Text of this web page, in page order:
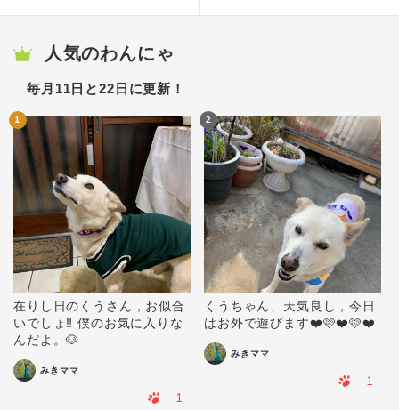
人気のわんにゃ
毎月11日と22日に更新！
1
在りし日のくうさん，お似合
いでしょ‼️ 僕のお気に入りな
んだよ。🐶
みきママ
1
2
くうちゃん、天気良し，今日
はお外で遊びます❤️🩷❤️🩷❤️
みきママ
1